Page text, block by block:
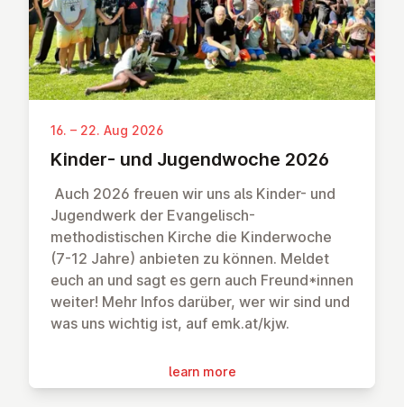
16. – 22. Aug 2026
Kinder- und Ju­gend­woche 2026
Auch 2026 freuen wir uns als Kinder- und
Jugendwerk der Evangelisch-
methodistischen Kirche die Kinderwoche
(7-12 Jahre) anbieten zu können. Meldet
euch an und sagt es gern auch Freund*innen
weiter! Mehr Infos darüber, wer wir sind und
was uns wichtig ist, auf emk.at/kjw.
learn more